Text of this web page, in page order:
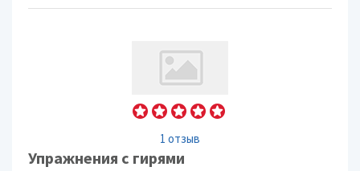
1 отзыв
Упражнения с гирями